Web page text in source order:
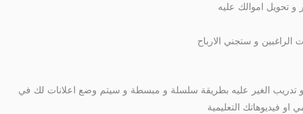
و ستجني الارباح
و تدريب الغير عليه بطريقة سلسلة و مبسطة و سيتم وضع اعلانات لك في
فيديوهاتك التعليمية